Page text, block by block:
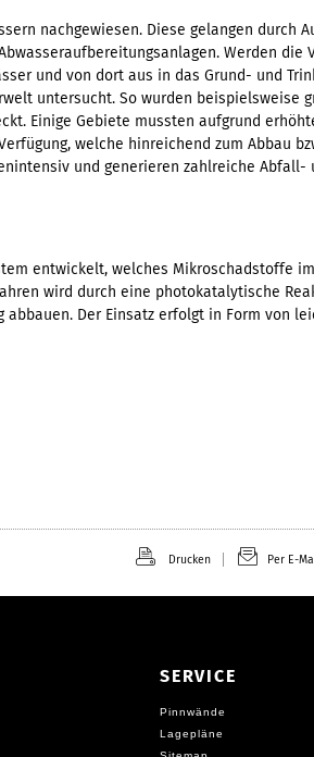
nachgewiesen. Diese gelangen durch
Werden die
und von dort aus in das Grund- und
untersucht. So wurden beispielsweise
Einige Gebiete mussten aufgrund
welche hinreichend zum Abbau
und generieren zahlreiche Abfall-
entwickelt, welches Mikroschadstoffe
wird durch eine photokatalytische
Der Einsatz erfolgt in Form von
Drucken Per E-
SERVICE
Pinnwände
Lagepläne